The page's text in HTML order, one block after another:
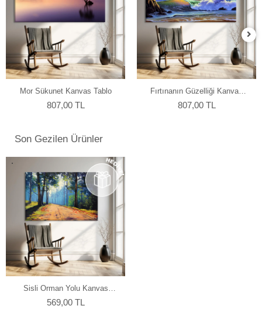
Mor Sükunet Kanvas Tablo
807,00 TL
Fırtınanın Güzelliği Kanvas
Tablo
807,00 TL
Son Gezilen Ürünler
Sisli Orman Yolu Kanvas
Tablo
569,00 TL